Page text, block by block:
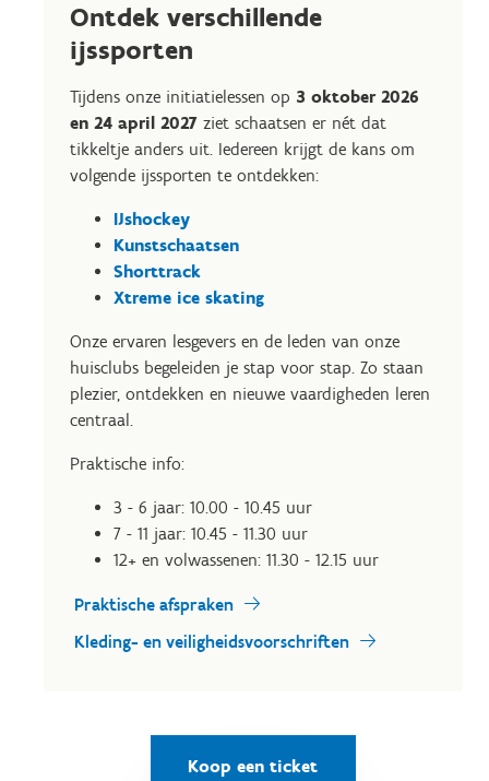
Ontdek verschillende
ijssporten
Tijdens onze initiatielessen op 3 oktober 2026
en 24 april 2027 ziet schaatsen er nét dat
tikkeltje anders uit. Iedereen krijgt de kans om
volgende ijssporten te ontdekken:
IJshockey
Kunstschaatsen
Shorttrack
Xtreme ice skating
Onze ervaren lesgevers en de leden van onze
huisclubs begeleiden je stap voor stap. Zo staan
plezier, ontdekken en nieuwe vaardigheden leren
centraal.
Praktische info:
3 - 6 jaar: 10.00 - 10.45 uur
7 - 11 jaar: 10.45 - 11.30 uur
12+ en volwassenen: 11.30 - 12.15 uur
Praktische afspraken
Kleding- en veiligheidsvoorschriften
Koop een ticket